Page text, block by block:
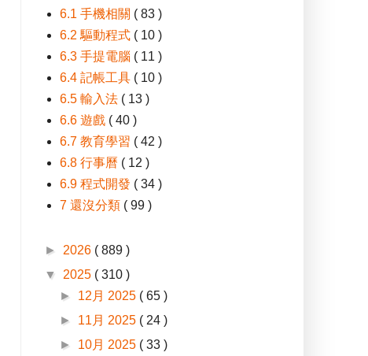
6.1 手機相關 ( 83 )
6.2 驅動程式 ( 10 )
6.3 手提電腦 ( 11 )
6.4 記帳工具 ( 10 )
6.5 輸入法 ( 13 )
6.6 遊戲 ( 40 )
6.7 教育學習 ( 42 )
6.8 行事曆 ( 12 )
6.9 程式開發 ( 34 )
7 還沒分類 ( 99 )
► 2026 ( 889 )
▼ 2025 ( 310 )
► 12月 2025 ( 65 )
► 11月 2025 ( 24 )
► 10月 2025 ( 33 )